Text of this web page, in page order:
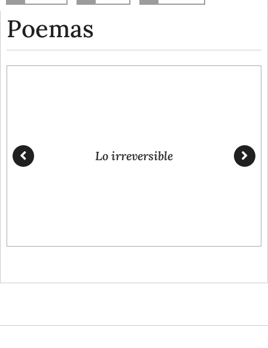
Poemas
Lo irreversible